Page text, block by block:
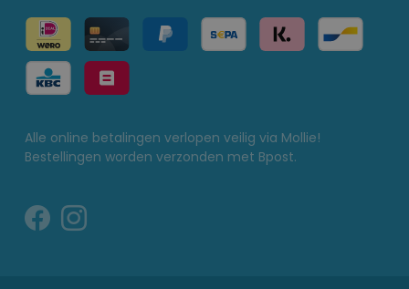
Alle online betalingen verlopen veilig via Mollie!
Bestellingen worden verzonden met Bpost.